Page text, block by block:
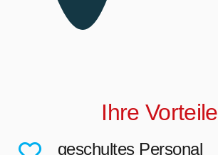
Ihre Vorteile
geschultes Personal